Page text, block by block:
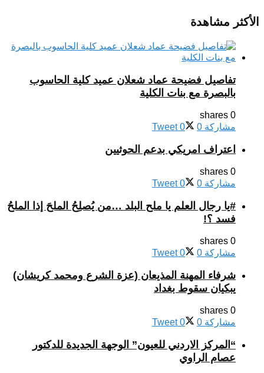
الأكثر مشاهدة
تفاصيل فضيحة عماد شعلان عميد كلية الحاسوب
بالبصرة مع بنات الكلية
0 shares
مشاركة 0
Tweet 0
اعتراف امريكي بدعم الحوثيين
0 shares
مشاركة 0
Tweet 0
#يا رجال العلم يا ملح البلد …من يُصلِحُ الملحَ إذا الملحُ
فسد ؟!
0 shares
مشاركة 0
Tweet 0
شرفاء المهنة المذيعان (عزة الشرع ومحمد كريشان)
يبكيان سقوط بغداد
0 shares
مشاركة 0
Tweet 0
“المركز الاردني للعيون” الوجهة الجديدة للدكتور
عصام الراوي